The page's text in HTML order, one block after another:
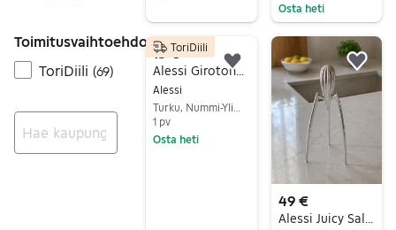
Toimitusvaihtoehdot
ToriDiili (69)
Osta heti
15 €
Alessi
1 pv
Osta heti
ToriDiili
Lisää suosikiksi.
49 €